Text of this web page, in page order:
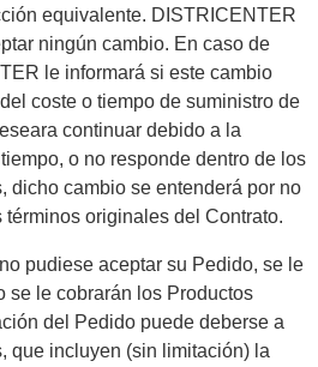
equivalente. DISTRICENTER
ningún cambio. En caso de
le informará si este cambio
coste o tiempo de suministro de
continuar debido a la
o no responde dentro de los
dicho cambio se entenderá por no
originales del Contrato.
pudiese aceptar su Pedido, se le
se le cobrarán los Productos
del Pedido puede deberse a
que incluyen (sin limitación) la